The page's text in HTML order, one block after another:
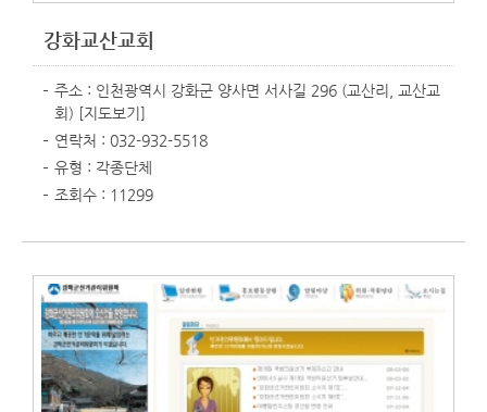
강화교산교회
주소 : 인천광역시 강화군 양사면 서사길 296 (교산리, 교산교
회) [지도보기]
연락처 : 032-932-5518
유형 : 각종단체
조회수 : 11299